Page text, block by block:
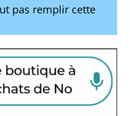
pas remplir cette